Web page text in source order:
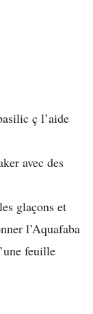
ç l’aide
avec des
glaçons et
l’Aquafaba
feuille